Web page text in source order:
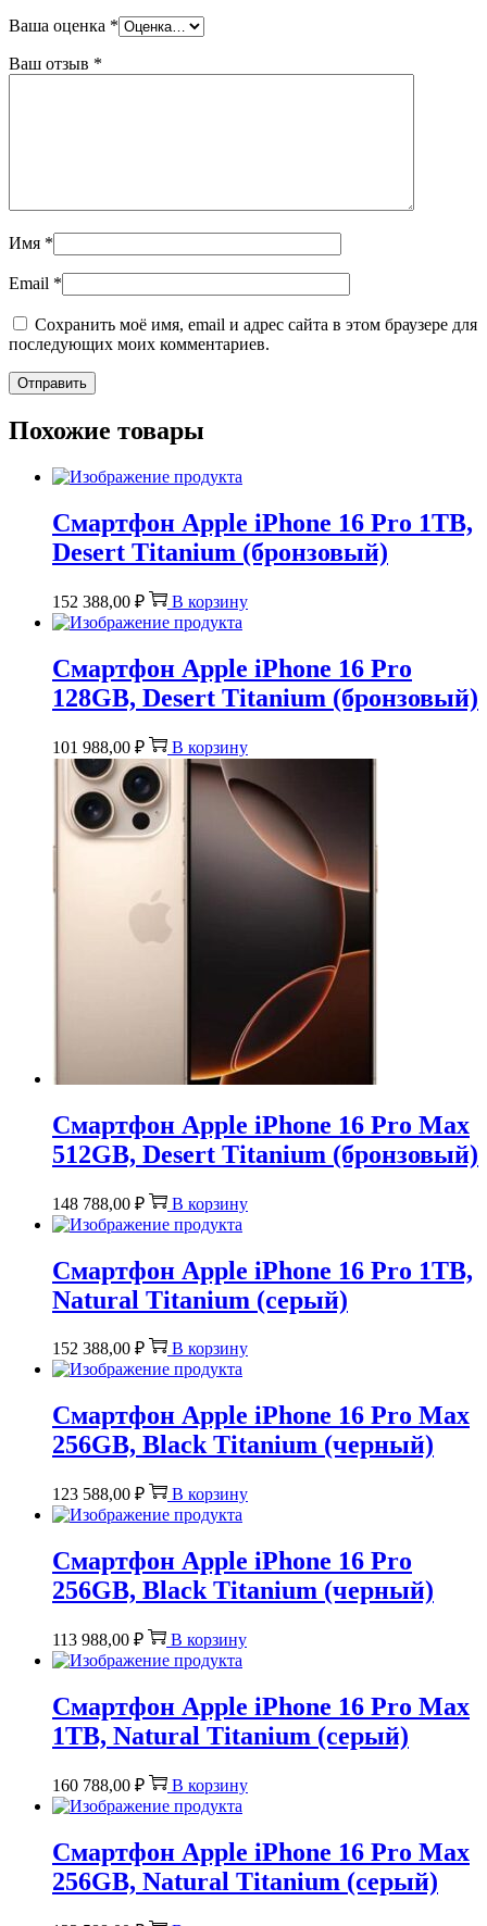
Ваша оценка *
Ваш отзыв *
Имя *
Email *
Сохранить моё имя, email и адрес сайта в этом браузере для
последующих моих комментариев.
Похожие товары
Смартфон Apple iPhone 16 Pro 1TB,
Desert Titanium (бронзовый)
152 388,00 ₽ В корзину
Смартфон Apple iPhone 16 Pro
128GB, Desert Titanium (бронзовый)
101 988,00 ₽ В корзину
Смартфон Apple iPhone 16 Pro Max
512GB, Desert Titanium (бронзовый)
148 788,00 ₽ В корзину
Смартфон Apple iPhone 16 Pro 1TB,
Natural Titanium (серый)
152 388,00 ₽ В корзину
Смартфон Apple iPhone 16 Pro Max
256GB, Black Titanium (черный)
123 588,00 ₽ В корзину
Смартфон Apple iPhone 16 Pro
256GB, Black Titanium (черный)
113 988,00 ₽ В корзину
Смартфон Apple iPhone 16 Pro Max
1TB, Natural Titanium (серый)
160 788,00 ₽ В корзину
Смартфон Apple iPhone 16 Pro Max
256GB, Natural Titanium (серый)